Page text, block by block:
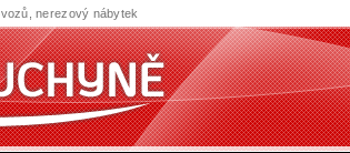
nerezový nábytek